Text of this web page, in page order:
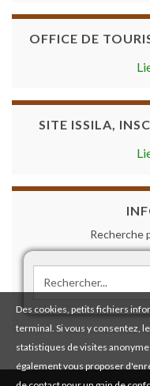
OFFICE DE
SITE ISSILA,
Recherche
Des cookies, petits fichiers
terminal. Si vous y consentez,
statistiques de visites
également vous proposer